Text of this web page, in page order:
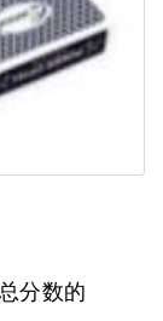
分数的